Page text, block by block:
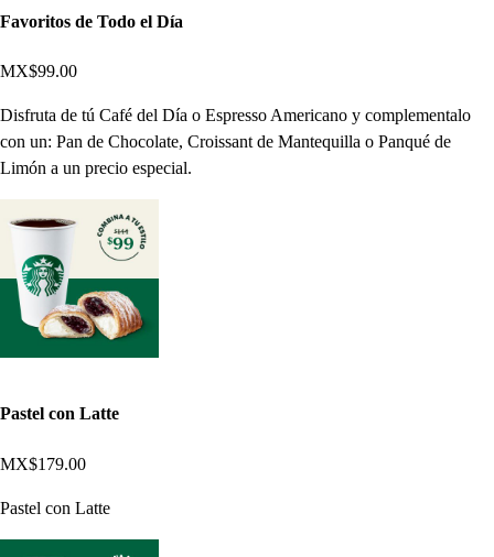
Favoritos de Todo el Día
MX$99.00
Disfruta de tú Café del Día o Espresso Americano y complementalo
con un: Pan de Chocolate, Croissant de Mantequilla o Panqué de
Limón a un precio especial.
Pastel con Latte
MX$179.00
Pastel con Latte